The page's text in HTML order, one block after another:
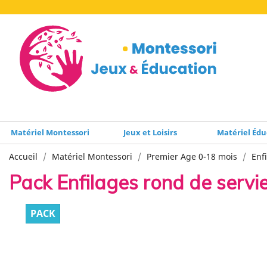
Matériel Montessori Jeux et Loisirs Matériel
Accueil Matériel Montessori Premier Age 0-18 mois
Pack Enfilages rond de
PACK